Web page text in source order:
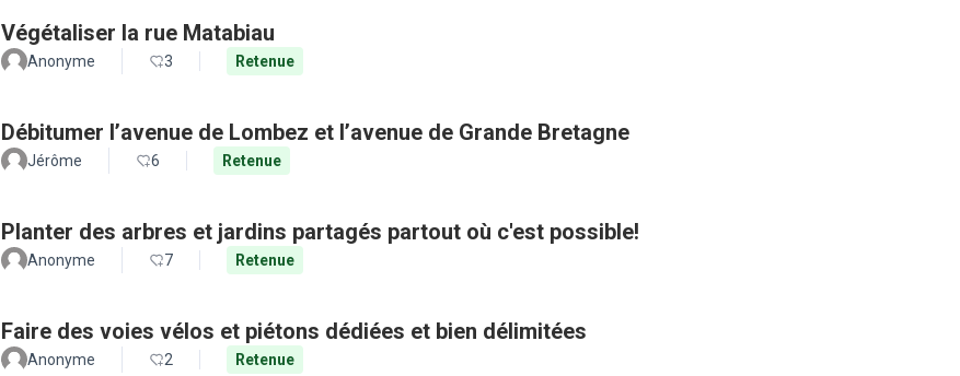
Végétaliser la rue Matabiau
Anonyme 3 Retenue
Débitumer l’avenue de Lombez et l’avenue de Grande Bretagne
Jérôme 6 Retenue
Planter des arbres et jardins partagés partout où c'est possible!
Anonyme 7 Retenue
Faire des voies vélos et piétons dédiées et bien délimitées
Anonyme 2 Retenue